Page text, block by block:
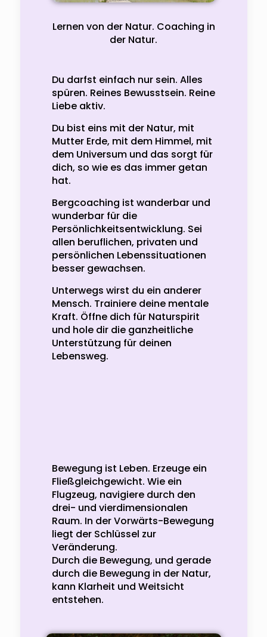
Lernen von der Natur. Coaching in
der Natur.
Du darfst einfach nur sein. Alles
spüren. Reines Bewusstsein. Reine
Liebe aktiv.
Du bist eins mit der Natur, mit
Mutter Erde, mit dem Himmel, mit
dem Universum und das sorgt für
dich, so wie es das immer getan
hat.
Bergcoaching ist wanderbar und
wunderbar für die
Persönlichkeitsentwicklung. Sei
allen beruflichen, privaten und
persönlichen Lebenssituationen
besser gewachsen.
Unterwegs wirst du ein anderer
Mensch. Trainiere deine mentale
Kraft. Öffne dich für Naturspirit
und hole dir die ganzheitliche
Unterstützung für deinen
Lebensweg.
Bewegung ist Leben. Erzeuge ein
Fließgleichgewicht. Wie ein
Flugzeug, navigiere durch den
drei- und vierdimensionalen
Raum. In der Vorwärts-Bewegung
liegt der Schlüssel zur
Veränderung.
Durch die Bewegung, und gerade
durch die Bewegung in der Natur,
kann Klarheit und Weitsicht
entstehen.